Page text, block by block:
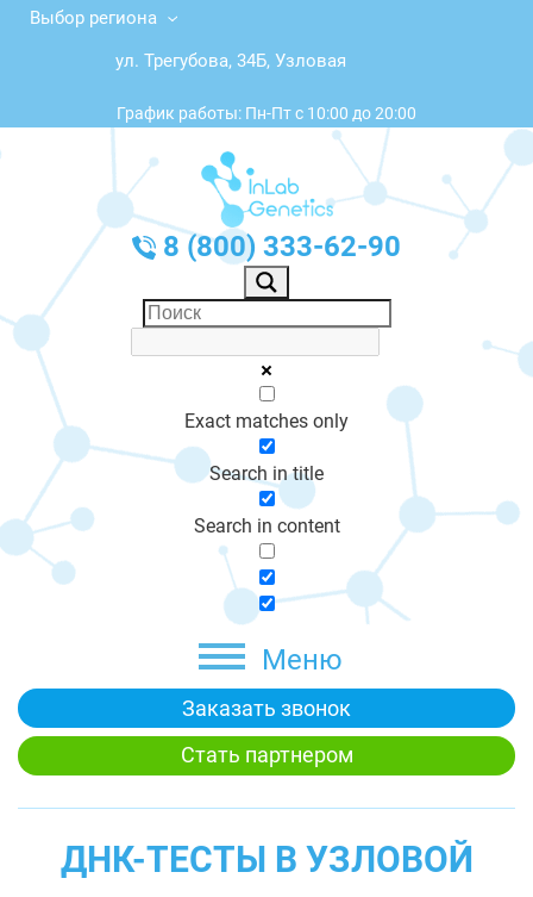
Выбор региона
ул. Трегубова, 34Б, Узловая
График работы: Пн-Пт с 10:00 до 20:00
8 (800) 333-62-90
Exact matches only
Search in title
Search in content
Меню
Заказать звонок
Стать партнером
ДНК-ТЕСТЫ В УЗЛОВОЙ